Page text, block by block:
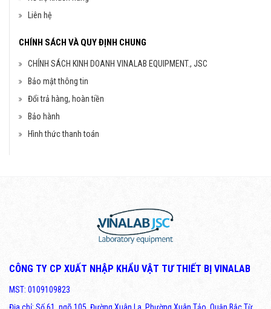
Liên hệ
CHÍNH SÁCH VÀ QUY ĐỊNH CHUNG
CHÍNH SÁCH KINH DOANH VINALAB EQUIPMENT., JSC
Bảo mật thông tin
Đổi trả hàng, hoàn tiền
Bảo hành
Hình thức thanh toán
CÔNG TY CP XUẤT NHẬP KHẨU VẬT TƯ THIẾT BỊ VINALAB
MST: 0109109823